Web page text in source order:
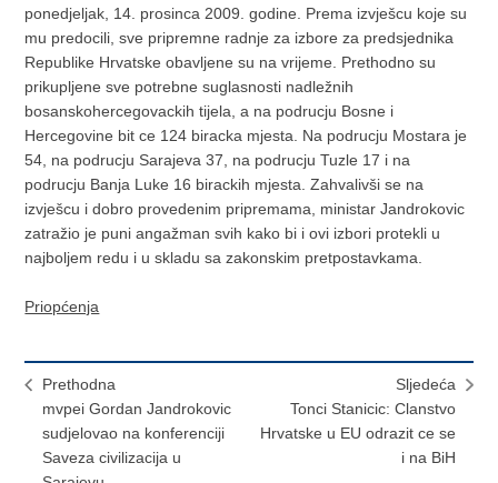
ponedjeljak, 14. prosinca 2009. godine. Prema izvješcu koje su
mu predocili, sve pripremne radnje za izbore za predsjednika
Republike Hrvatske obavljene su na vrijeme. Prethodno su
prikupljene sve potrebne suglasnosti nadležnih
bosanskohercegovackih tijela, a na podrucju Bosne i
Hercegovine bit ce 124 biracka mjesta. Na podrucju Mostara je
54, na podrucju Sarajeva 37, na podrucju Tuzle 17 i na
podrucju Banja Luke 16 birackih mjesta. Zahvalivši se na
izvješcu i dobro provedenim pripremama, ministar Jandrokovic
zatražio je puni angažman svih kako bi i ovi izbori protekli u
najboljem redu i u skladu sa zakonskim pretpostavkama.
Priopćenja
Prethodna
mvpei Gordan Jandrokovic
sudjelovao na konferenciji
Saveza civilizacija u
Sljedeća
Tonci Stanicic: Clanstvo
Hrvatske u EU odrazit ce se
i na BiH